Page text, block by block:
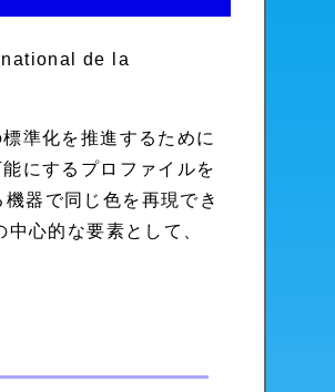
de la
準化を推進するために
にするプロファイルを
器で同じ色を再現でき
中心的な要素として、